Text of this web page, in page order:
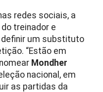
redes sociais, a
treinador e
um substituto
“Estão em
Mondher
nacional, em
as partidas da